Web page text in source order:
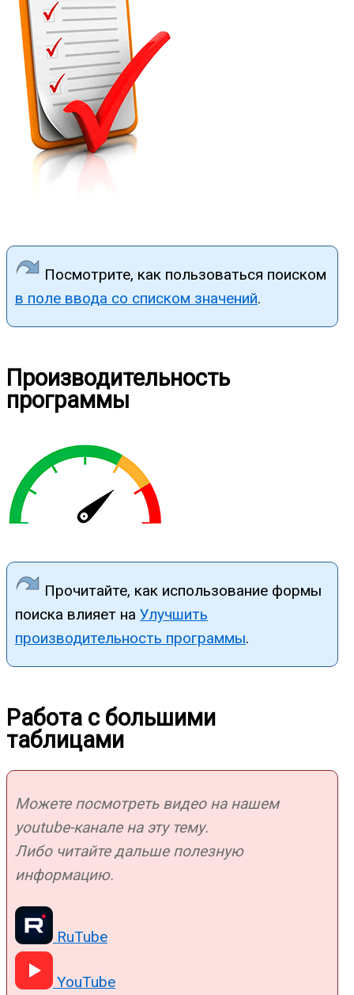
Посмотрите, как пользоваться поиском
в поле ввода со списком значений.
Производительность
программы
Прочитайте, как использование формы
поиска влияет на Улучшить
производительность программы.
Работа с большими
таблицами
Можете посмотреть видео на нашем
youtube-канале на эту тему.
Либо читайте дальше полезную
информацию.
RuTube
YouTube